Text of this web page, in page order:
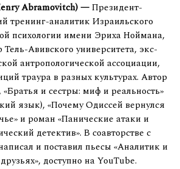
Abramovitch) —Президент-
тренинг-аналитик Израильского
психологии имени Эриха Ноймана,
Авивского университета, экс-
антропологической ассоциации,
траура в разных культурах. Автор
и сестры: миф и реальность»
язык), «Почему Одиссей вернулся
и роман «Панические атаки и
детектив». В соавторстве с
и поставил пьесы «Аналитик и
доступно на YouTube.